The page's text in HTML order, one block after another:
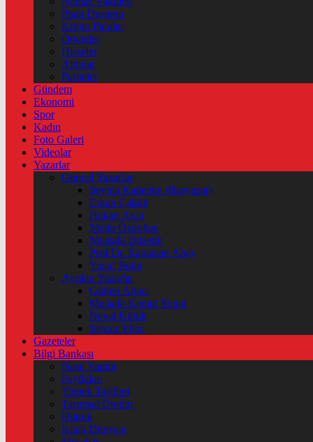
Puan Durumu
Kripto Paralar
Dövizler
Hisseler
Altınlar
Pariteler
Gündem
Ekonomi
Spor
Kadın
Foto Galeri
Videolar
Yazarlar
Güncel Yazarlar
Şeyma Karateke (Başyazar)
Erkan Çakıllı
Hakan Akın
Metin Özdoğan
Mustafa Düzenli
Prof Dr. Ramazan Abay
Yusuf Bolat
Ayrılan Yazarlar
Gülten Abacı
Mustafa Kemal Yonat
Neval Kütük
Şirvan Yüce
Gazeteler
Bilgi Bankası
Nasıl Yapılır
Faydaları
Yemek Tarifleri
Tarımsal Üretim
Hukuk
Kitap Dünyası